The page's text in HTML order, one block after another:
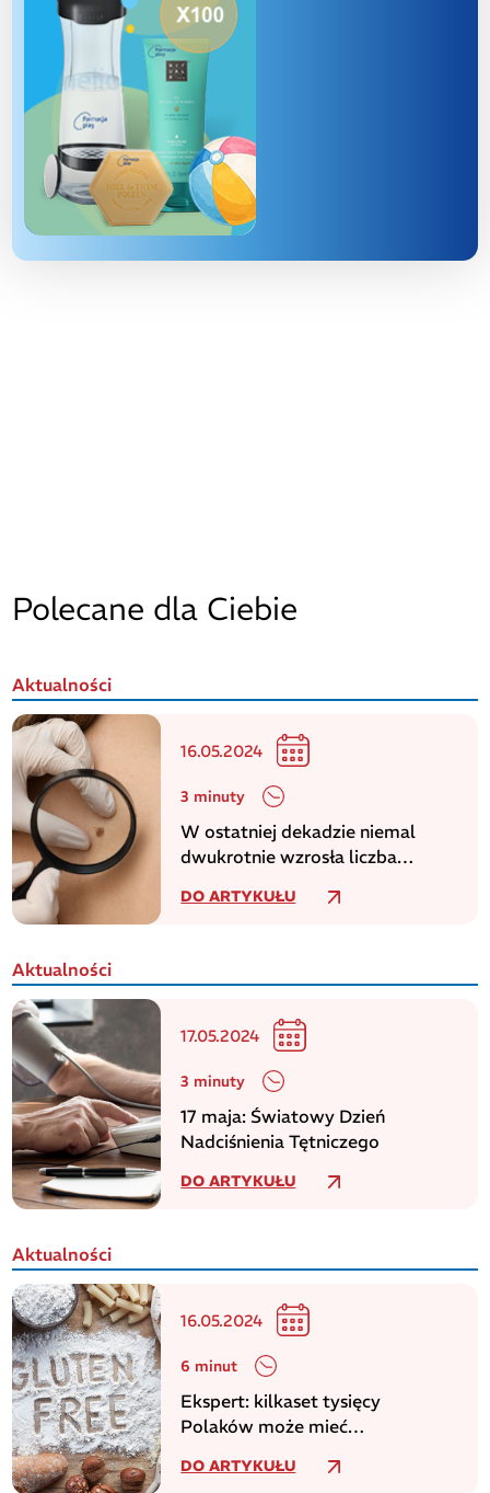
Polecane dla Ciebie
Aktualności
16.05.2024
3 minuty
W ostatniej dekadzie niemal
dwukrotnie wzrosła liczba
DO ARTYKUŁU
Aktualności
17.05.2024
3 minuty
17 maja: Światowy Dzień
Nadciśnienia Tętniczego
DO ARTYKUŁU
Aktualności
16.05.2024
6 minut
Ekspert: kilkaset tysięcy
Polaków może mieć
DO ARTYKUŁU